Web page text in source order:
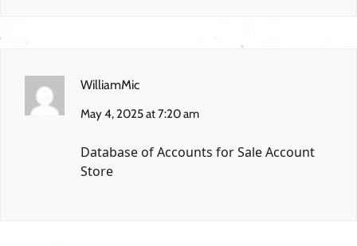
WilliamMic
May 4, 2025 at 7:20 am
Database of Accounts for SaleAccount
Store